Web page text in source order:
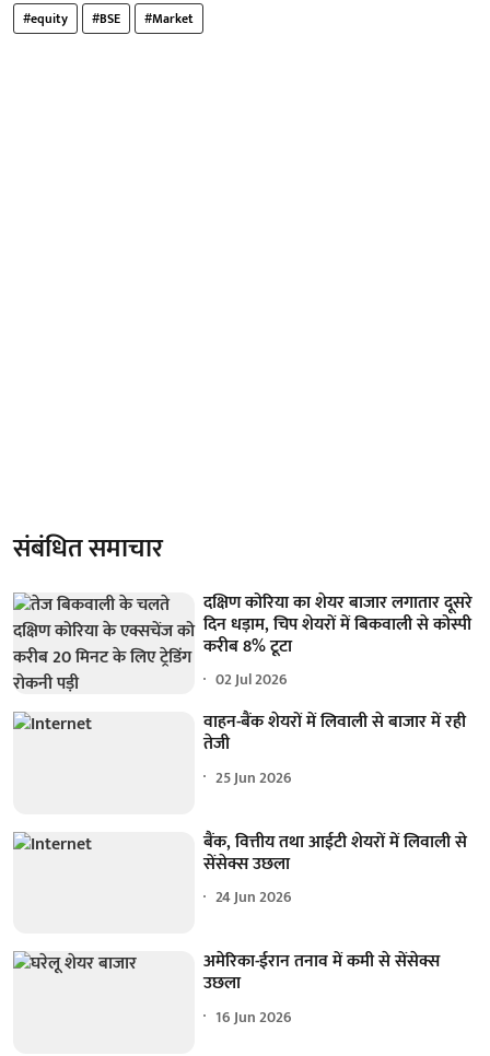
#equity #BSE #Market
संबंधित समाचार
दक्षिण कोरिया का शेयर बाजार लगातार दूसरे
दिन धड़ाम, चिप शेयरों में बिकवाली से कोस्पी
करीब 8% टूटा
02 Jul 2026
वाहन-बैंक शेयरों में लिवाली से बाजार में रही
तेजी
25 Jun 2026
बैंक, वित्तीय तथा आईटी शेयरों में लिवाली से
सेंसेक्स उछला
24 Jun 2026
अमेरिका-ईरान तनाव में कमी से सेंसेक्स
उछला
16 Jun 2026